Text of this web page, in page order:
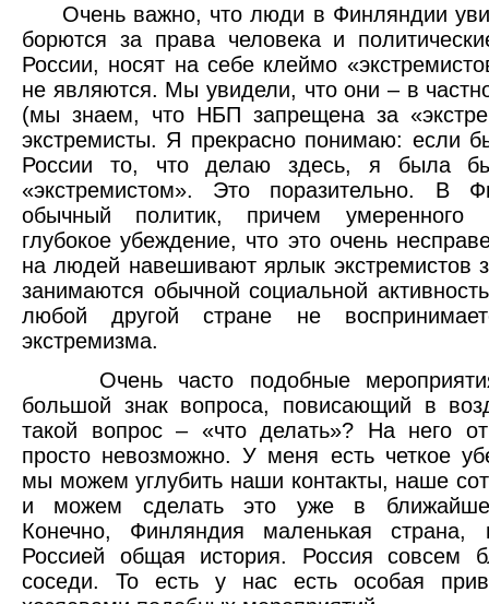
Очень важно, что люди в Финляндии
борются за права человека и
России, носят на себе клеймо
не являются. Мы увидели, что они – в
(мы знаем, что НБП запрещена за
экстремисты. Я прекрасно понимаю: если
России то, что делаю здесь, я была
«экстремистом». Это поразительно. В
обычный политик, причем
глубокое убеждение, что это очень
на людей навешивают ярлык экстремистов
занимаются обычной социальной
любой другой стране не
экстремизма.
Очень часто подобные
большой знак вопроса, повисающий в
такой вопрос – «что делать»? На него
просто невозможно. У меня есть четкое
мы можем углубить наши контакты, наше
и можем сделать это уже в
Конечно, Финляндия маленькая
Россией общая история. Россия совсем
соседи. То есть у нас есть особая